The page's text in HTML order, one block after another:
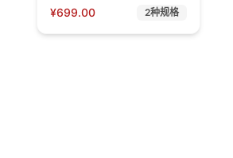
¥699.00 2种规格